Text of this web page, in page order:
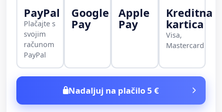
PayPal
Plačajte s
svojim
računom
PayPal
Google
Pay
Apple
Pay
Kreditna
kartica
Visa,
Mastercard
Nadaljuj na plačilo 5 €